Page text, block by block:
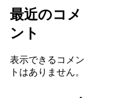
最近のコメ
ント
表示できるコメン
トはありません。